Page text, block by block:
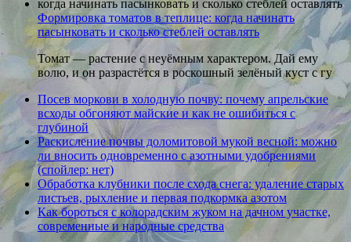
Формировка томатов в теплице: когда начинать
пасынковать и сколько стеблей оставлять
Томат — растение с неуёмным характером. Дай ему
волю, и он разрастётся в роскошный зелёный куст с гу
Посев моркови в холодную почву: почему апрельские
всходы обгоняют майские и как не ошибиться с
глубиной
Раскисление почвы доломитовой мукой весной: можно
ли вносить одновременно с азотными удобрениями
(спойлер: нет)
Обработка клубники после схода снега: удаление старых
листьев, рыхление и первая подкормка азотом
Как бороться с колорадским жуком на дачном участке,
современные и народные средства